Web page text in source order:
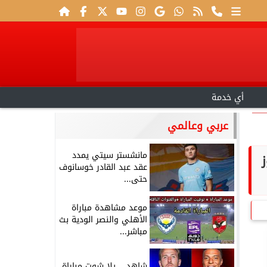
أي خدمة
عربي وعالمي
مانشستر سيتي يمدد
عقد عبد القادر خوسانوف
حتى...
موعد مشاهدة مباراة
الأهلي والنصر الودية بث
مباشر...